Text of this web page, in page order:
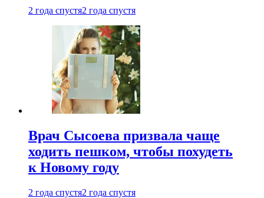
2 года спустя2 года спустя
Врач Сысоева призвала чаще
ходить пешком, чтобы похудеть
к Новому году
2 года спустя2 года спустя